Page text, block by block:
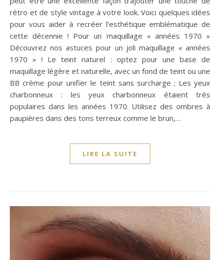
rétro et de style vintage à votre look. Voici quelques idées
pour vous aider à recréer l’esthétique emblématique de
cette décennie ! Pour un maquillage « années 1970 »
Découvrez nos astuces pour un joli maquillage « années
1970 » ! Le teint naturel : optez pour une base de
maquillage légère et naturelle, avec un fond de teint ou une
BB crème pour unifier le teint sans surcharge ; Les yeux
charbonneux : les yeux charbonneux étaient très
populaires dans les années 1970. Utilisez des ombres à
paupières dans des tons terreux comme le brun,…
LIRE LA SUITE